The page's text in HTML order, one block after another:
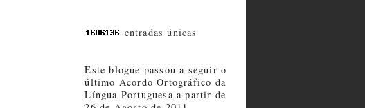
entradas únicas
Este blogue passou a seguir o
último Acordo Ortográfico da
Língua Portuguesa a partir de